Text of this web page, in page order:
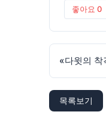
좋아요 0
«다윗의 착
목록보기